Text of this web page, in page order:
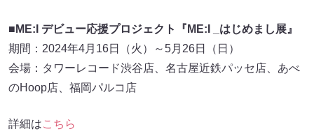
■ME:I デビュー応援プロジェクト『ME:I _はじめまし展』
期間：2024年4月16日（火）～5月26日（日）
会場：タワーレコード渋谷店、名古屋近鉄パッセ店、あべ
のHoop店、福岡パルコ店
詳細はこちら